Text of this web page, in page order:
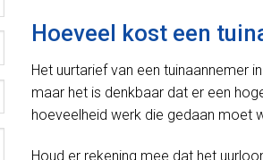
Hoeveel kost een
Het uurtarief van een tuinaannemer
maar het is denkbaar dat er een
hoeveelheid werk die gedaan moet
Houd er rekening mee dat het